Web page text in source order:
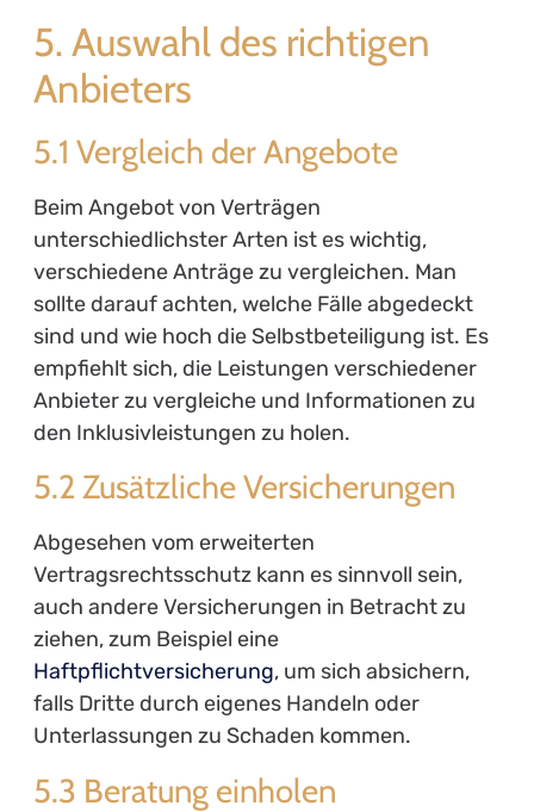
5. Auswahl des richtigen
Anbieters
5.1 Vergleich der Angebote
Beim Angebot von Verträgen
unterschiedlichster Arten ist es wichtig,
verschiedene Anträge zu vergleichen. Man
sollte darauf achten, welche Fälle abgedeckt
sind und wie hoch die Selbstbeteiligung ist. Es
empfiehlt sich, die Leistungen verschiedener
Anbieter zu vergleiche und Informationen zu
den Inklusivleistungen zu holen.
5.2 Zusätzliche Versicherungen
Abgesehen vom erweiterten
Vertragsrechtsschutz kann es sinnvoll sein,
auch andere Versicherungen in Betracht zu
ziehen, zum Beispiel eine
Haftpflichtversicherung, um sich absichern,
falls Dritte durch eigenes Handeln oder
Unterlassungen zu Schaden kommen.
5.3 Beratung einholen